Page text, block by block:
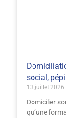
social,
13 juillet 2026
Domicilier
qu’une